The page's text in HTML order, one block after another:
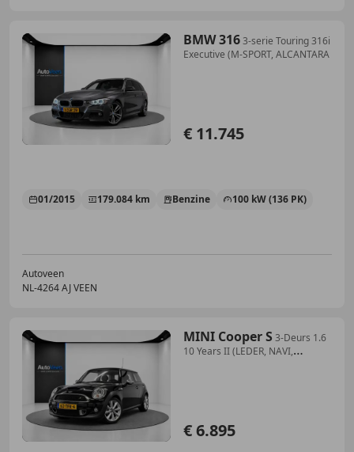
BMW 3163-serie Touring 316i
Executive (M-SPORT, ALCANTARA
€ 11.745
01/2015 179.084 km Benzine 100 kW (136 PK)
Autoveen
NL-4264 AJ VEEN
MINI Cooper S 3-Deurs 1.6
10 Years II (LEDER, NAVI,
€ 6.895